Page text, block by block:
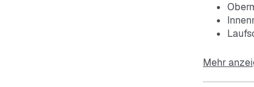
Mehr